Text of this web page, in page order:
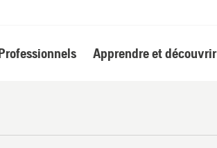
Apprendre et découvrir